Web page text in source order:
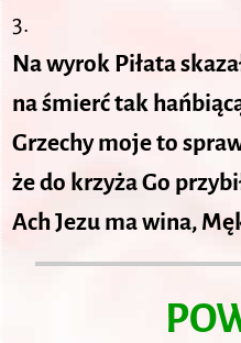
3.
Na wyrok Piłata
na śmierć tak
Grzechy moje to
że do krzyża Go
Ach Jezu ma wina,